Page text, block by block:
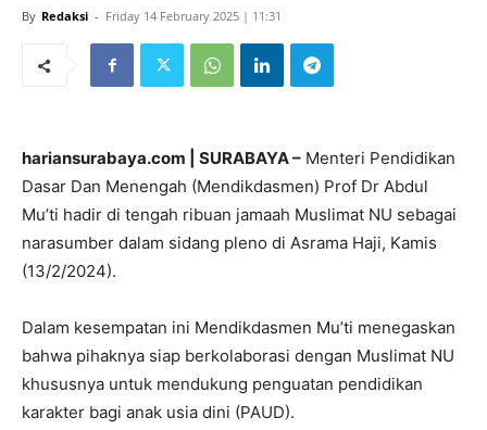
By Redaksi - Friday 14 February 2025 | 11:31
hariansurabaya.com | SURABAYA – Menteri Pendidikan
Dasar Dan Menengah (Mendikdasmen) Prof Dr Abdul
Mu’ti hadir di tengah ribuan jamaah Muslimat NU sebagai
narasumber dalam sidang pleno di Asrama Haji, Kamis
(13/2/2024).
Dalam kesempatan ini Mendikdasmen Mu’ti menegaskan
bahwa pihaknya siap berkolaborasi dengan Muslimat NU
khususnya untuk mendukung penguatan pendidikan
karakter bagi anak usia dini (PAUD).